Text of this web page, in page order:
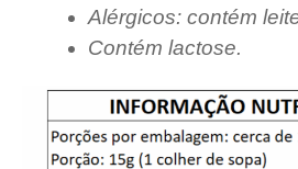
Alérgicos: contém
Contém lactose.